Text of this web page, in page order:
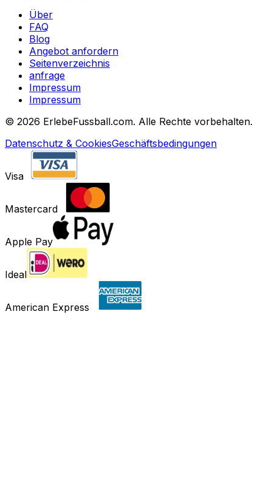
Über
FAQ
Blog
Angebot anfordern
Seitenverzeichnis
anfrage
Impressum
Impressum
© 2026 ErlebeFussball.com. Alle Rechte vorbehalten.
Datenschutz & CookiesGeschäftsbedingungen
Visa
Mastercard
Apple Pay
Ideal
American Express